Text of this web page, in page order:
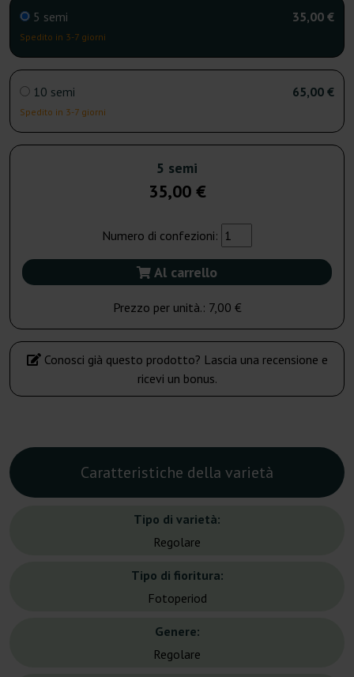
5 semi
Spedito in 3-7 giorni
35,00 €
10 semi
Spedito in 3-7 giorni
65,00 €
5 semi
35,00 €
Numero di confezioni:
Al carrello
Prezzo per unità.: 7,00 €
Conosci già questo prodotto? Lascia una recensione e
ricevi un bonus.
Caratteristiche della varietà
Tipo di varietà:
Regolare
Tipo di fioritura:
Fotoperiod
Genere:
Regolare